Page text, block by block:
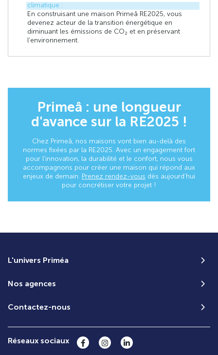
climatique :
En construisant une maison Primeâ RE2025, vous
devenez acteur de la transition énergétique en
diminuant les émissions de CO₂ et en préservant
l’environnement.
Primeâ : une longueur
d'avance sur la RE2025 !
Chez Primeâ, nos maisons vont bien au-delà des
normes fixées par la RE2025. Avec un engagement fort
pour l’innovation, la durabilité et le confort, nous vous
accompagnons pour créer une maison qui répond aux
enjeux de demain. Prenez rendez-vous dès aujourd’hui
pour concrétiser votre projet !
L'univers Priméa
Nos agences
Contactez-nous
Réseaux sociaux